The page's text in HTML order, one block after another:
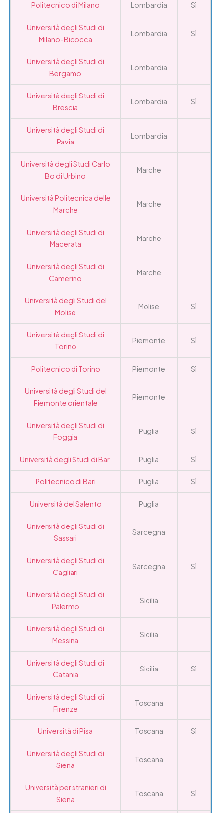
Politecnico di Milano Lombardia Sì
Università degli Studi di
Milano-Bicocca
Lombardia Sì
Università degli Studi di
Bergamo
Lombardia
Università degli Studi di
Brescia
Lombardia Sì
Università degli Studi di
Pavia
Lombardia
Università degli Studi Carlo
Bo di Urbino
Marche
Università Politecnica delle
Marche
Marche
Università degli Studi di
Macerata
Marche
Università degli Studi di
Camerino
Marche
Università degli Studi del
Molise
Molise Sì
Università degli Studi di
Torino
Piemonte Sì
Politecnico di Torino Piemonte Sì
Università degli Studi del
Piemonte orientale
Piemonte
Università degli Studi di
Foggia
Puglia Sì
Università degli Studi di Bari Puglia Sì
Politecnico di Bari Puglia Sì
Università del Salento Puglia
Università degli Studi di
Sassari
Sardegna
Università degli Studi di
Cagliari
Sardegna Sì
Università degli Studi di
Palermo
Sicilia
Università degli Studi di
Messina
Sicilia
Università degli Studi di
Catania
Sicilia Sì
Università degli Studi di
Firenze
Toscana
Università di Pisa Toscana Sì
Università degli Studi di
Siena
Toscana
Università per stranieri di
Siena
Toscana Sì